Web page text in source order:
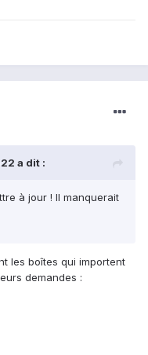
a dit :
à jour ! Il manquerait
les boîtes qui importent
demandes :